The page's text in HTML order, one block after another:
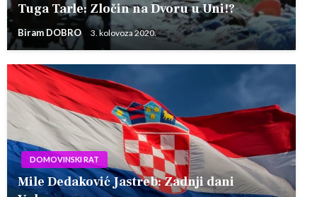
Tuga Tarle: Zločin na Dvoru u Uni!?
Biram DOBRO 3. kolovoza 2020.
DOMOVINSKI RAT
Mile Dedaković Jastreb: Zadnji dani